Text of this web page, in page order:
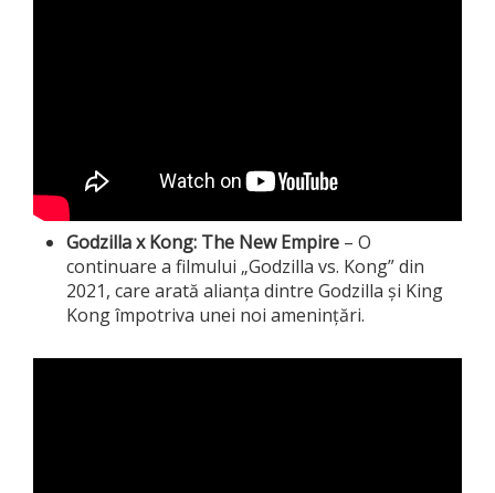
Godzilla x Kong: The New Empire – O
continuare a filmului „Godzilla vs. Kong” din
2021, care arată alianța dintre Godzilla și King
Kong împotriva unei noi amenințări.